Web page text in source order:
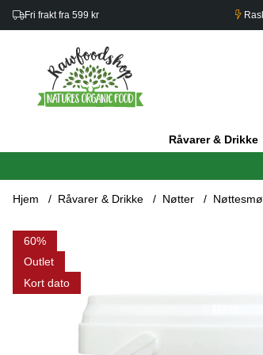
Fri frakt fra 599 kr
Råvarer & Drikke
Hjem Råvarer & Drikke Nøtter
60
Outlet
Kort dato
Produktbilder Pistasjkrem Vegansk 50% 1kg